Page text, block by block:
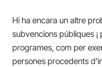
Hi ha encara un altre
subvencions públiques ¡
programes, com per
persones procedents